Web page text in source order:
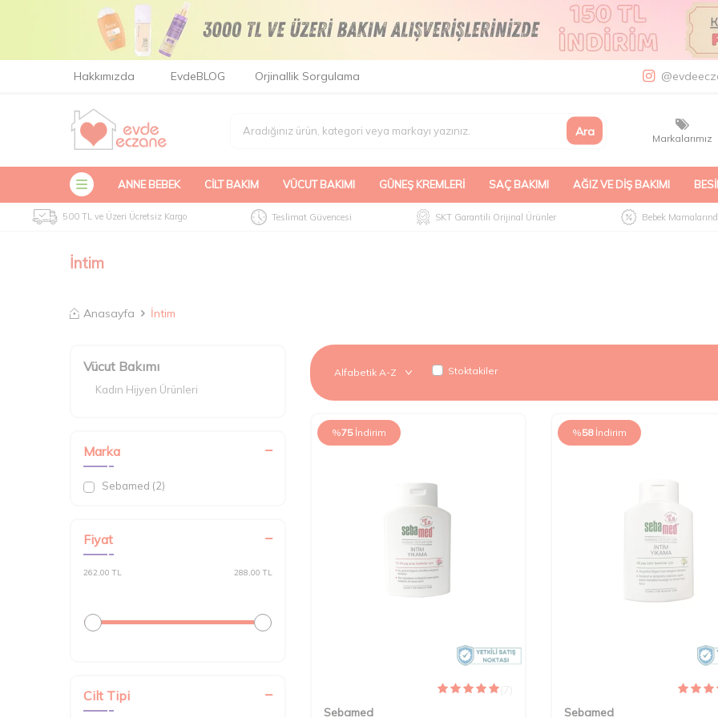
Hakkımızda EvdeBLOG Orjinallik Sorgulama
Ara Markalarımız
ANNE BEBEK CILT BAKIM VÜCUT BAKIMI GÜNEŞ KREMLERI SAÇ BAKIMI AĞIZ VE DIŞ BAKIMI
500 TL ve Üzeri Ücretsiz Kargo Teslimat Güvencesi SKT Garantili Orijinal Ürünler Bebek
İntim
Anasayfa İntim
Vücut Bakımı
Kadın Hijyen Ürünleri
Marka
Sebamed (2)
Fiyat
262,00 TL 288,00 TL
Cilt Tipi
Stoktakiler
%75 İndirim
(7)
Sebamed
%58 İndirim
Sebamed